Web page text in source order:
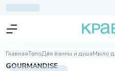
ГлавнаяТелоДля ванны и душаМыло
GOURMANDISE